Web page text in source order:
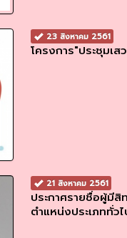
23 สิงหาคม 2561
โครงการ"ประชุมเ
21 สิงหาคม 2561
ประกาศรายชื่อผู้มี
ตำแหน่งประเภททั่ว